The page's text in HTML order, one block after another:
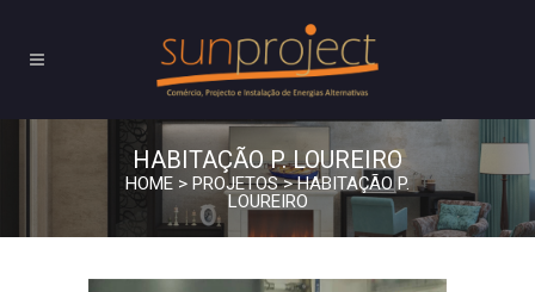
HABITAÇÃO P. LOUREIRO
HOME > PROJETOS>HABITAÇÃO P.
LOUREIRO